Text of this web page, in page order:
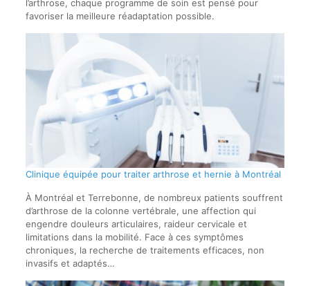
l’arthrose, chaque programme de soin est pensé pour
favoriser la meilleure réadaptation possible.
Clinique équipée pour traiter arthrose et hernie à Montréal
À Montréal et Terrebonne, de nombreux patients souffrent
d’arthrose de la colonne vertébrale, une affection qui
engendre douleurs articulaires, raideur cervicale et
limitations dans la mobilité. Face à ces symptômes
chroniques, la recherche de traitements efficaces, non
invasifs et adaptés…